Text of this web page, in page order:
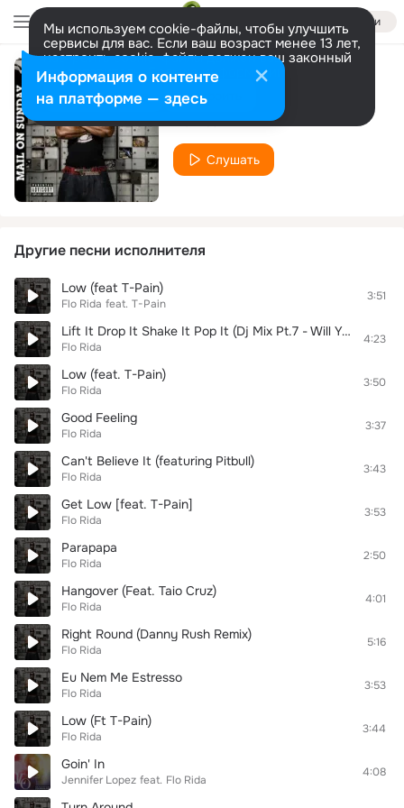
Войти
Мы используем cookie-файлы, чтобы улучшить
сервисы для вас. Если ваш возраст менее 13 лет,
настроить cookie-файлы должен ваш законный
представитель. Больше информации
Разрешить все Настроить
jedy
Flo Rida
Слушать
Другие песни исполнителя
Low (feat T-Pain)
Flo Rida feat. T-Pain
3:51
Lift It Drop It Shake It Pop It (Dj Mix Pt.7 - Will You stay With Me Remix)
Flo Rida
4:23
Low (feat. T-Pain)
Flo Rida
3:50
Good Feeling
Flo Rida
3:37
Can't Believe It (featuring Pitbull)
Flo Rida
3:43
Get Low [feat. T-Pain]
Flo Rida
3:53
Parapapa
Flo Rida
2:50
Hangover (Feat. Taio Cruz)
Flo Rida
4:01
Right Round (Danny Rush Remix)
Flo Rida
5:16
Eu Nem Me Estresso
Flo Rida
3:53
Low (Ft T-Pain)
Flo Rida
3:44
Goin' In
Jennifer Lopez feat. Flo Rida
4:08
Информация о контенте
на платформе — здесь